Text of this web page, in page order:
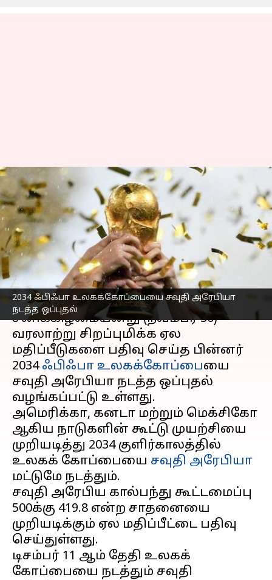
2034 ஃபிஃபா உலகக்கோப்பையை சவுதி அரேபியா
நடத்த ஒப்புதல்
2034 ஃபிஃபா
உலகக்கோப்பையை சவுதி
அரேபியா நடத்த ஒப்புதல்
வழங்கப்பட்டது
எழுதியவர் Sekar Chinnappan Nov 30, 2024 06:39 pm
செய்தி முன்னோட்டம்
சனிக்கிழமையன்று (நவம்பர் 30)
வரலாற்று சிறப்புமிக்க ஏல
மதிப்பீடுகளை பதிவு செய்த பின்னர்
2034 ஃபிஃபா உலகக்கோப்பையை
சவுதி அரேபியா நடத்த ஒப்புதல்
வழங்கப்பட்டு உள்ளது.
அமெரிக்கா, கனடா மற்றும் மெக்சிகோ
ஆகிய நாடுகளின் கூட்டு முயற்சியை
முறியடித்து 2034 குளிர்காலத்தில்
உலகக் கோப்பையை சவுதி அரேபியா
மட்டுமே நடத்தும்.
சவுதி அரேபிய கால்பந்து கூட்டமைப்பு
500க்கு 419.8 என்ற சாதனையை
முறியடிக்கும் ஏல மதிப்பீட்டை பதிவு
செய்துள்ளது.
டிசம்பர் 11 ஆம் தேதி உலகக்
கோப்பையை நடத்தும் சவுதி